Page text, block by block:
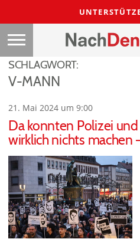
SCHLAGWORT:
V-MANN
21. Mai 2024 um 9:00
Da konnten Polizei
wirklich nichts machen